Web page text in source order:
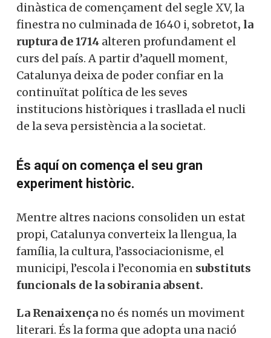
dinàstica de començament del segle XV, la
finestra no culminada de 1640 i, sobretot, la
ruptura de 1714 alteren profundament el
curs del país. A partir d’aquell moment,
Catalunya deixa de poder confiar en la
continuïtat política de les seves
institucions històriques i trasllada el nucli
de la seva persistència a la societat.
És aquí on comença el seu gran
experiment històric.
Mentre altres nacions consoliden un estat
propi, Catalunya converteix la llengua, la
família, la cultura, l’associacionisme, el
municipi, l’escola i l’economia en substituts
funcionals de la sobirania absent.
La Renaixença no és només un moviment
literari. És la forma que adopta una nació